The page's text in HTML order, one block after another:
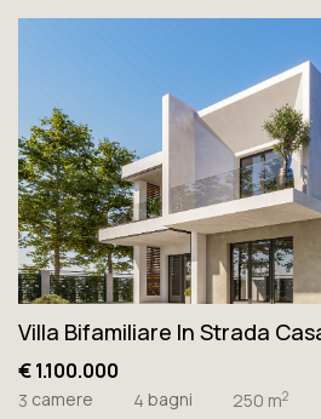
Villa Bifamiliare In Strada
€ 1.100.000
3 camere 4 bagni 250 m2